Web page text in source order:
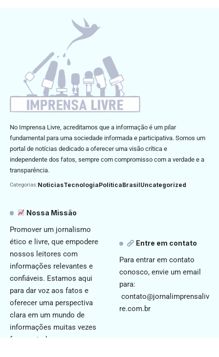
No Imprensa Livre, acreditamos que a informação é um pilar
fundamental para uma sociedade informada e participativa. Somos um
portal de notícias dedicado a oferecer uma visão crítica e
independente dos fatos, sempre com compromisso com a verdade e a
transparência.
Categorias:NoticiasTecnologiaPoliticaBrasilUncategorized
Nossa Missão
Promover um jornalismo
ético e livre, que empodere
nossos leitores com
informações relevantes e
confiáveis. Estamos aqui
para dar voz aos fatos e
oferecer uma perspectiva
clara em um mundo de
informações muitas vezes
fragmentadas.
Entre em contato
Para entrar em contato
conosco, envie um email
para:
contato@jornalimprensaliv
re.com.br